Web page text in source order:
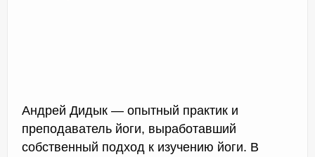
Триггерные точки
Контакты
Андрей Дидык — опытный практик и
преподаватель йоги, выработавший
собственный подход к изучению йоги. В